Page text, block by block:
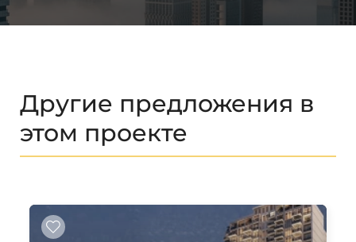
Другие предложения в
этом проекте